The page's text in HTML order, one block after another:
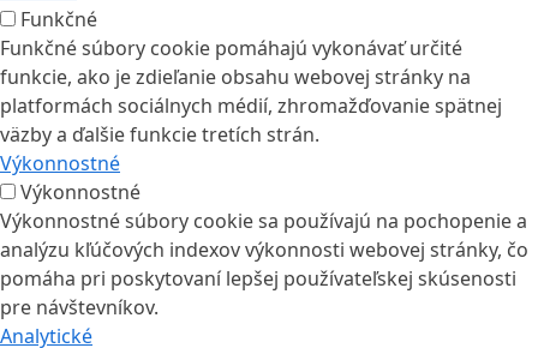
Funkčné
Funkčné súbory cookie pomáhajú vykonávať určité
funkcie, ako je zdieľanie obsahu webovej stránky na
platformách sociálnych médií, zhromažďovanie spätnej
väzby a ďalšie funkcie tretích strán.
Výkonnostné
Výkonnostné
Výkonnostné súbory cookie sa používajú na pochopenie a
analýzu kľúčových indexov výkonnosti webovej stránky, čo
pomáha pri poskytovaní lepšej používateľskej skúsenosti
pre návštevníkov.
Analytické